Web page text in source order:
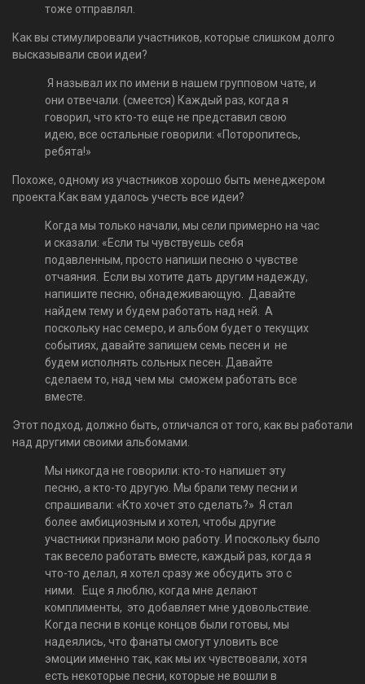
тоже отправлял.
Как вы стимулировали участников, которые слишком долго
высказывали свои идеи?
Я называл их по имени в нашем групповом чате, и
они отвечали. (смеется) Каждый раз, когда я
говорил, что кто-то еще не представил свою
идею, все остальные говорили: «Поторопитесь,
ребята!»
Похоже, одному из участников хорошо быть менеджером
проекта.Как вам удалось учесть все идеи?
Когда мы только начали, мы сели примерно на час
и сказали: «Если ты чувствуешь себя
подавленным, просто напиши песню о чувстве
отчаяния. Если вы хотите дать другим надежду,
напишите песню, обнадеживающую. Давайте
найдем тему и будем работать над ней. А
поскольку нас семеро, и альбом будет о текущих
событиях, давайте запишем семь песен и не
будем исполнять сольных песен. Давайте
сделаем то, над чем мы сможем работать все
вместе.
Этот подход, должно быть, отличался от того, как вы работали
над другими своими альбомами.
Мы никогда не говорили: кто-то напишет эту
песню, а кто-то другую. Мы брали тему песни и
спрашивали: «Кто хочет это сделать?» Я стал
более амбициозным и хотел, чтобы другие
участники признали мою работу. И поскольку было
так весело работать вместе, каждый раз, когда я
что-то делал, я хотел сразу же обсудить это с
ними. Еще я люблю, когда мне делают
комплименты, это добавляет мне удовольствие.
Когда песни в конце концов были готовы, мы
надеялись, что фанаты смогут уловить все
эмоции именно так, как мы их чувствовали, хотя
есть некоторые песни, которые не вошли в